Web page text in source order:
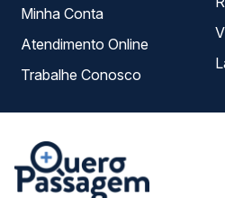
Minha Conta
Atendimento Online
Trabalhe Conosco